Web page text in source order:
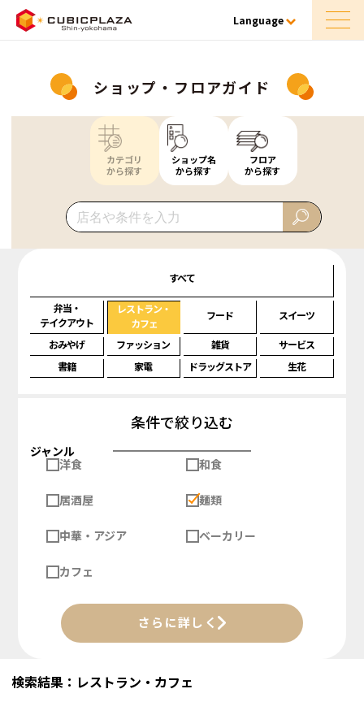
Language
ショップ・フロアガイド
カテゴリ
から探す
ショップ名
から探す
フロア
から探す
すべて
弁当・
テイクアウト
レストラン・
カフェ
フード スイーツ
おみやげ ファッション 雑貨
サービス
書籍
家電 ドラッグストア 生花
条件で絞り込む
ジャンル
洋食
和食
居酒屋 麺類
中華・アジア ベーカリー
カフェ
さらに詳しく
検索結果：レストラン・カフェ